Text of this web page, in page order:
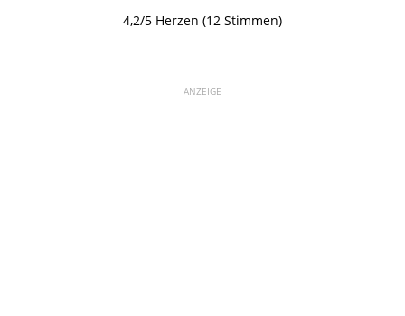
4,2/5 Herzen (12 Stimmen)
ANZEIGE